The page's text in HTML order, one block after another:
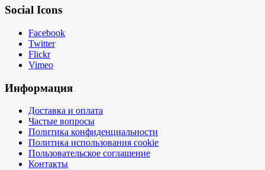
Social Icons
Facebook
Twitter
Flickr
Vimeo
Информация
Доставка и оплата
Частые вопросы
Политика конфиденциальности
Политика использования cookie
Пользовательское соглашение
Контакты